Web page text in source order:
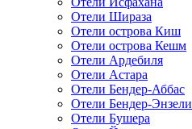
Отели Шираза
Отели острова Киш
Отели острова Кешм
Отели Ардебиля
Отели Астара
Отели Бендер-Аббас
Отели Бендер-Энзели
Отели Бушера